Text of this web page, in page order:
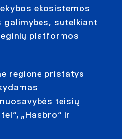
ekosistemos
galimybes, sutelkiant
platformos
regione pristatys
teisių
„Hasbro“ ir